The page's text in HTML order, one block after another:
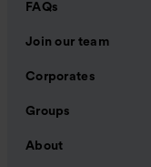
FAQs
Join our team
Corporates
Groups
About